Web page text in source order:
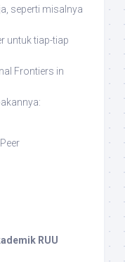
seperti misalnya
untuk tiap-tiap
Frontiers in
RUU